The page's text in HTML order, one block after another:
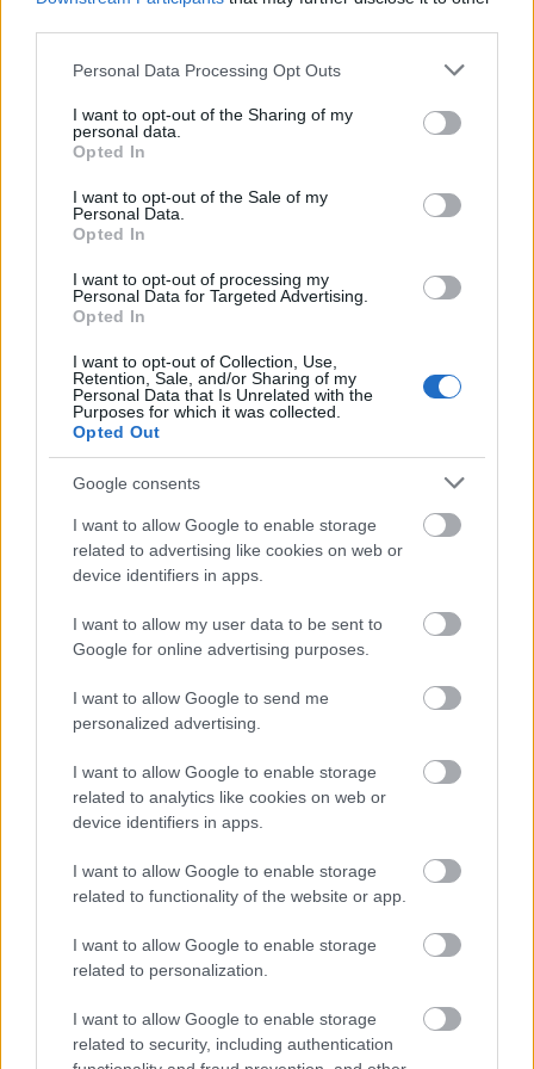
Please note that this website/app uses one or more Google
not limited to your visit or usage behaviour. You may click to
grant or deny consent to Google and its third-party tags to
use your data for below specified purposes in below Google
consent section.
Personal Data Processing Opt Outs
I want to opt-out of the Sharing of my
personal data.
Opted In
I want to opt-out of the Sale of my
Personal Data.
Opted In
I want to opt-out of processing my
Personal Data for Targeted Advertising.
Opted In
I want to opt-out of Collection, Use,
Retention, Sale, and/or Sharing of my
Personal Data that Is Unrelated with the
Purposes for which it was collected.
Opted Out
Google consents
I want to allow Google to enable storage
related to advertising like cookies on web or
device identifiers in apps.
I want to allow my user data to be sent to
Google for online advertising purposes.
I want to allow Google to send me
personalized advertising.
I want to allow Google to enable storage
related to analytics like cookies on web or
device identifiers in apps.
I want to allow Google to enable storage
related to functionality of the website or app.
I want to allow Google to enable storage
related to personalization.
I want to allow Google to enable storage
related to security, including authentication
trailer + plakátgaléria:
szemfényvesztők 2. [now you see me
2] (2016)
Richter Géza•2016. március 16.
Szemfényvesztők 2. új, nemzetközi előzetesét
megfejeltük az eddig megjelent
karakterposzterekkel.
részletei [spotlight] (2015)
- SPOILERMENTES - 2001 nyarán Marty Baron (Liev
Schreiber), a Boston Globe frissen kinevezett
szerkesztője új téma felderítésével bízza meg a nagy
múltú napilap oknyomozó csapatát, a Spotlightot.